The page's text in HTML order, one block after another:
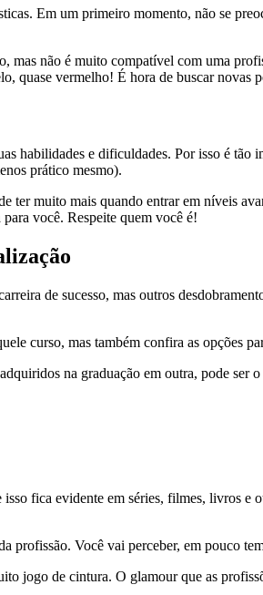
Em um primeiro momento, não se
mas não é muito compatível com uma
quase vermelho! É hora de buscar novas
habilidades e dificuldades. Por isso é
prático mesmo).
ter muito mais quando entrar em níveis
você. Respeite quem você é!
de sucesso, mas outros
curso, mas também confira as opções
na graduação em outra, pode
fica evidente em séries, filmes, livros e
profissão. Você vai perceber, em pouco
jogo de cintura. O glamour que as